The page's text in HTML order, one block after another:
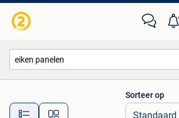
Alle afstanden…
Sorteer op